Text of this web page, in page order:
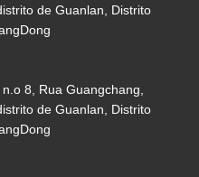
de Guanlan, Distrito
8, Rua Guangchang,
de Guanlan, Distrito